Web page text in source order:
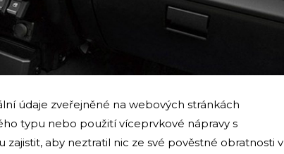
údaje zveřejněné na webových stránkách
typu nebo použití víceprvkové nápravy s
aby neztratil nic ze své pověstné obratnosti v